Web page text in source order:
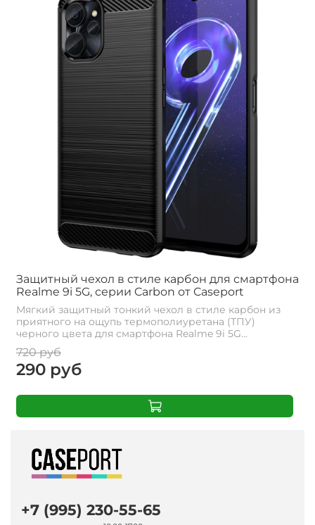
Защитный чехол в стиле карбон для смартфона
Realme 9i 5G, серии Carbon от Caseport
Мягкий защитный тонкий чехол в стиле карбон из
приятного на ощупь термополиуретана (ТПУ)
черного цвета для смартфона Realme 9i 5G...
720 руб
290 руб
+7 (995) 230-55-65